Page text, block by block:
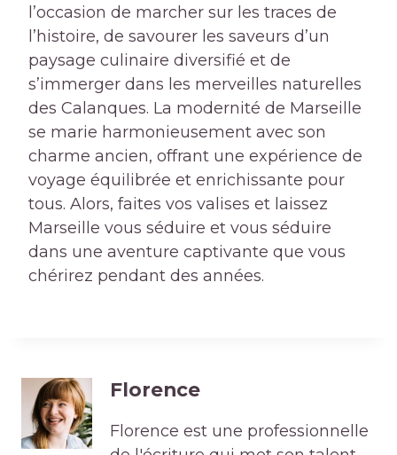
l’occasion de marcher sur les traces de
l’histoire, de savourer les saveurs d’un
paysage culinaire diversifié et de
s’immerger dans les merveilles naturelles
des Calanques. La modernité de Marseille
se marie harmonieusement avec son
charme ancien, offrant une expérience de
voyage équilibrée et enrichissante pour
tous. Alors, faites vos valises et laissez
Marseille vous séduire et vous séduire
dans une aventure captivante que vous
chérirez pendant des années.
Florence
Florence est une professionnelle